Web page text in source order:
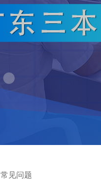
常见问题